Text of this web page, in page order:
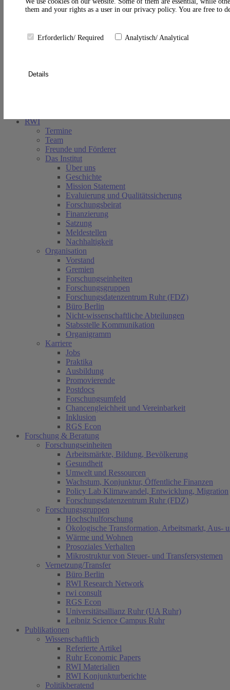
Suche schließen
RWI
Termine
Team
Freunde und Förderer
Das Institut
Über uns
Geschichte
Mission Statement
Evaluierung und Qualitätssicherung
Forschungsbeirat
Finanzierung
Satzung
Meldestellen
Nachhaltigkeit
Organisation
Vorstand
Gremien
Forschungseinheiten
Forschungsgruppen
Forschungsdatenzentrum Ruhr (FDZ)
Büro Berlin
Nicht-wissenschaftliche Abteilungen
Stabsstelle Kommunikation
Organigramm
Karriere
Jobs
Praktika
Ausbildung
Promovierende
Postdocs
Forschungsumfeld
Chancengleichheit und Vereinbarkeit
Inklusion
RGS Econ
Forschung & Beratung
Forschungseinheiten
Arbeitsmärkte, Bildung, Bevölkerung
Gesundheit
Umwelt und Ressourcen
Wachstum, Konjunktur, Öffentliche Finanzen
Policy Lab Klimawandel, Entwicklung, Migration
Forschungsdatenzentrum Ruhr (FDZ)
Forschungsgruppen
Hochschulforschung
Ökologische Transformation, Arbeitsmarkt, Aus-
Wärme und Wohnen
Prosoziales Verhalten
Mikrostruktur von Steuer- und Transfersystemen
Vernetzung/Transfer
Büro Berlin
RWI Research Network
rwi consult
RGS Econ
Universitätsallianz Ruhr (UA Ruhr)
Leibniz Science Campus Ruhr
Publikationen
Wissenschaftlich
Referierte Artikel
Ruhr Economic Papers
RWI Materialien
RWI Konjunkturberichte
Politikberatend
them and your rights as a user in our privacy policy. You are free to
Erforderlich/ Required Analytisch/ Analytical
Details